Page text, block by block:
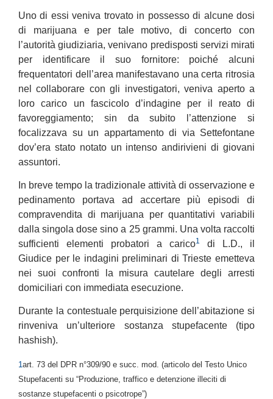
Uno di essi veniva trovato in possesso di alcune dosi
di marijuana e per tale motivo, di concerto con
l’autorità giudiziaria, venivano predisposti servizi mirati
per identificare il suo fornitore: poiché alcuni
frequentatori dell’area manifestavano una certa ritrosia
nel collaborare con gli investigatori, veniva aperto a
loro carico un fascicolo d’indagine per il reato di
favoreggiamento; sin da subito l’attenzione si
focalizzava su un appartamento di via Settefontane
dov’era stato notato un intenso andirivieni di giovani
assuntori.
In breve tempo la tradizionale attività di osservazione e
pedinamento portava ad accertare più episodi di
compravendita di marijuana per quantitativi variabili
dalla singola dose sino a 25 grammi. Una volta raccolti
sufficienti elementi probatori a carico1
di L.D., il
Giudice per le indagini preliminari di Trieste emetteva
nei suoi confronti la misura cautelare degli arresti
domiciliari con immediata esecuzione.
Durante la contestuale perquisizione dell’abitazione si
rinveniva un’ulteriore sostanza stupefacente (tipo
hashish).
1 art. 73 del DPR n°309/90 e succ. mod. (articolo del Testo Unico
Stupefacenti su “Produzione, traffico e detenzione illeciti di
sostanze stupefacenti o psicotrope”)